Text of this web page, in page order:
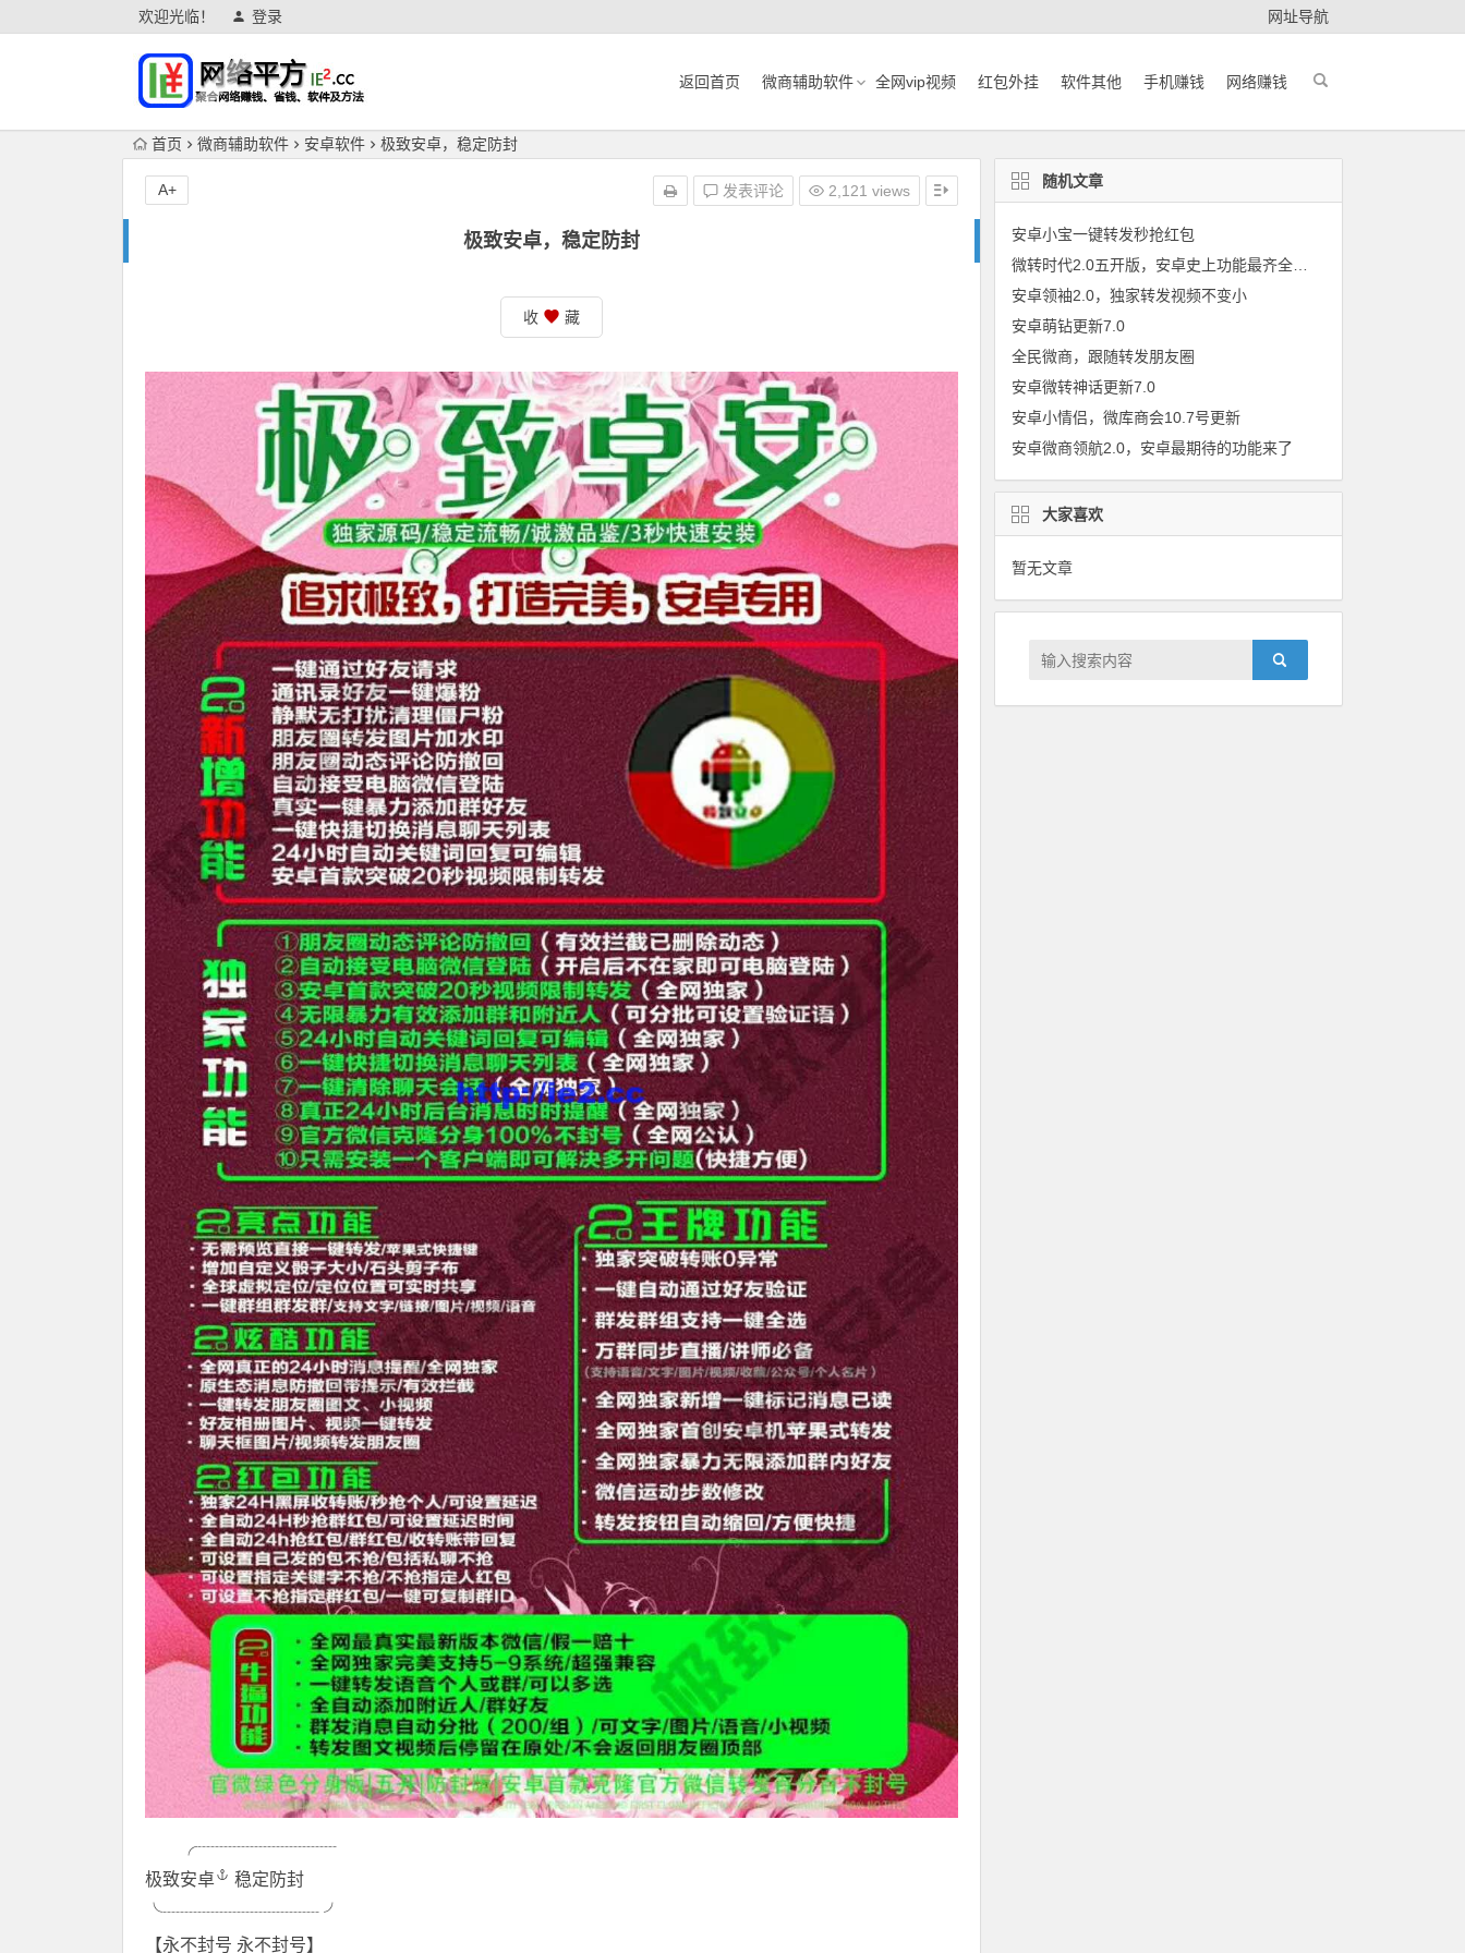
欢迎光临！ 登录 网址导航
返回首页 微商辅助软件 全网vip视频 红包外挂 软件其他 手机赚钱 网络赚钱
首页 微商辅助软件 安卓软件 极致安卓，稳定防封
极致安卓，稳定防封
发表评论 2,121 views
A+
收 藏
╭┈┈┈┈┈┈┈┈
极致安卓
稳定防封
╰┈┈┈┈┈┈┈┈┈ ╯
【永不封号 永不封号】
随机文章
安卓小宝一键转发秒抢红包
微转时代2.0五开版，安卓史上功能最齐全软件
安卓领袖2.0，独家转发视频不变小
安卓萌钻更新7.0
全民微商，跟随转发朋友圈
安卓微转神话更新7.0
安卓小情侣，微库商会10.7号更新
安卓微商领航2.0，安卓最期待的功能来了
大家喜欢
暂无文章